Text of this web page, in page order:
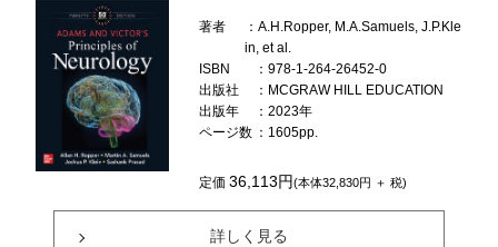
著者
：A.H.Ropper, M.A.Samuels, J.P.Kle
in, et al.
ISBN
：978-1-264-26452-0
出版社
：MCGRAW HILL EDUCATION
出版年
：2023年
ページ数 ：1605pp.
定価36,113円(本体32,830円 ＋ 税)
詳しく見る